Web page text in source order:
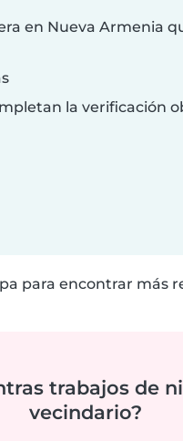
en Nueva Armenia
la verificación
para encontrar más
trabajos de
vecindario?